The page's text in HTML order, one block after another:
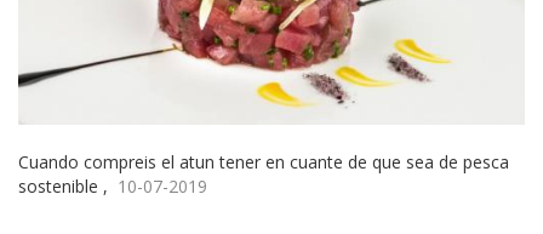
Cuando compreis el atun tener en cuante de que sea de pesca
sostenible , 10-07-2019